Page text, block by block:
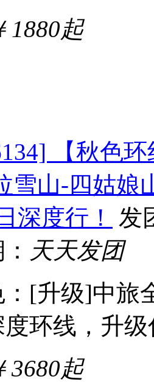
1880起
【秋色
雪山-四姑娘
深度行！
发
天天发团
[升级]中旅
环线，升
3680起